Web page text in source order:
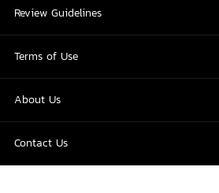
Review Guidelines
Terms of Use
About Us
Contact Us